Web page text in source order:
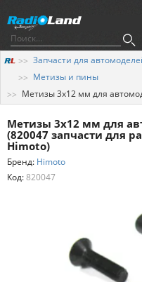
Запчасти для
Метизы и пины
Метизы 3х12 мм для автомодели E8, N8MT, N8XB
Метизы 3х12 мм для
(820047 запчасти для
Himoto)
Бренд: Himoto
Код:820047